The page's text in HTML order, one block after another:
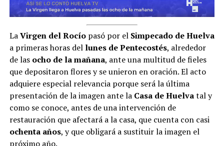
LaVirgen del Rocíopasó por el Simpecado de Huelva
a primeras horas del lunes de Pentecostés, alrededor
de las ocho de la mañana, ante una multitud de fieles
que depositaron flores y se unieron en oración. El acto
adquiere especial relevancia porque será la última
presentación de la imagen ante la Casa de Huelvatal y
como se conoce, antes de una intervención de
restauración que afectará a la casa, que cuenta con casi
ochenta años, y que obligará a sustituir la imagen el
próximo año.